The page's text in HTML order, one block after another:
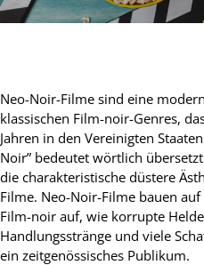
Neo-Noir-Filme sind eine
klassischen Film-noir-Genres,
Jahren in den Vereinigten
Noir” bedeutet wörtlich
die charakteristische düstere
Filme. Neo-Noir-Filme bauen
Film-noir auf, wie korrupte
Handlungsstränge und viele
ein zeitgenössisches Publikum.